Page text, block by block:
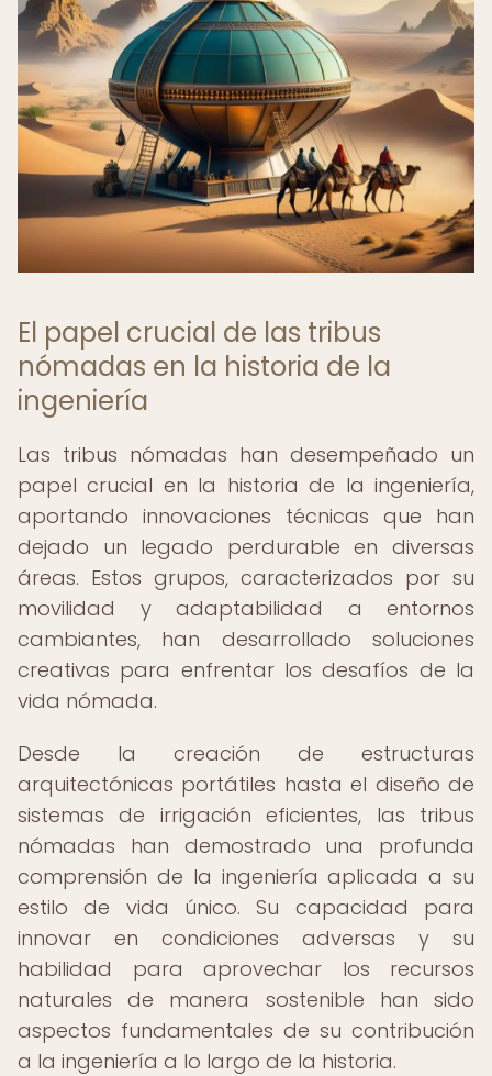
El papel crucial de las tribus
nómadas en la historia de la
ingeniería
Las tribus nómadas han desempeñado un
papel crucial en la historia de la ingeniería,
aportando innovaciones técnicas que han
dejado un legado perdurable en diversas
áreas. Estos grupos, caracterizados por su
movilidad y adaptabilidad a entornos
cambiantes, han desarrollado soluciones
creativas para enfrentar los desafíos de la
vida nómada.
Desde la creación de estructuras
arquitectónicas portátiles hasta el diseño de
sistemas de irrigación eficientes, las tribus
nómadas han demostrado una profunda
comprensión de la ingeniería aplicada a su
estilo de vida único. Su capacidad para
innovar en condiciones adversas y su
habilidad para aprovechar los recursos
naturales de manera sostenible han sido
aspectos fundamentales de su contribución
a la ingeniería a lo largo de la historia.